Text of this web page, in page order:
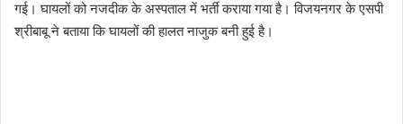
गई। घायलों को नजदीक के अस्पताल में भर्ती कराया गया है। विजयनगर के एसपी
श्रीबाबू ने बताया कि घायलों की हालत नाजुक बनी हुई है।